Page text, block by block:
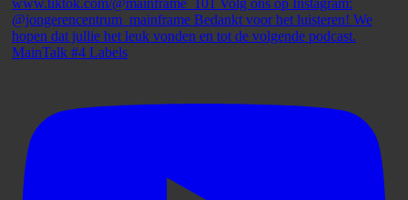
MainTalk #4 Labels